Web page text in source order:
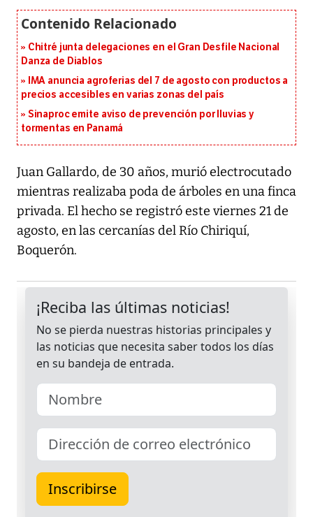
Chitré junta delegaciones en el Gran Desfile Nacional
Danza de Diablos
IMA anuncia agroferias del 7 de agosto con productos a
precios accesibles en varias zonas del país
Sinaproc emite aviso de prevención por lluvias y
tormentas en Panamá
Juan Gallardo, de 30 años, murió electrocutado
mientras realizaba poda de árboles en una finca
privada. El hecho se registró este viernes 21 de
agosto, en las cercanías del Río Chiriquí,
Boquerón.